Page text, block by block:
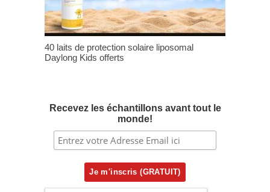
40 laits de protection solaire liposomal
Daylong Kids offerts
Recevez les échantillons avant tout le
monde!